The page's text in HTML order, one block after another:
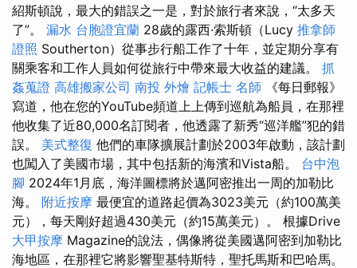
紹斯頓說，最大的錯誤之一是，對於旅行者來說，“太多天
了”。 漏水 台胞證宜蘭 28歲的露西·索斯頓（Lucy 推拿師
證照 Southerton）從事步行船工作了十年，並定期分享有
關乘客和工作人員如何從旅行中帶來最大收益的建議。 抓
姦蒐證 高雄搬家公司 南投 外燴 記帳士 名師 《每日郵報》
寫道，他在您的YouTube頻道上上傳到巡航為船員，在那裡
他收集了近80,000名訂閱者，他透露了新秀“巡洋艦”犯的錯
誤。 美式整復 他們的車隊擴展計劃於2003年啟動，該計劃
也闖入了美國市場，其中包括新的海濱和Vista船。 台中泡
腳 2024年1月底，海洋圖標將於邁阿密推出一周的加勒比
海。 附近按摩 最便宜的道路起價為3023美元（約100萬美
元），每天剛好超過430美元（約15萬美元）。 根據Drive
大甲按摩 Magazine的說法，偶像將從美國邁阿密到加勒比
海地區，在那裡它將影響聖基特斯特，聖托馬斯和巴哈馬。